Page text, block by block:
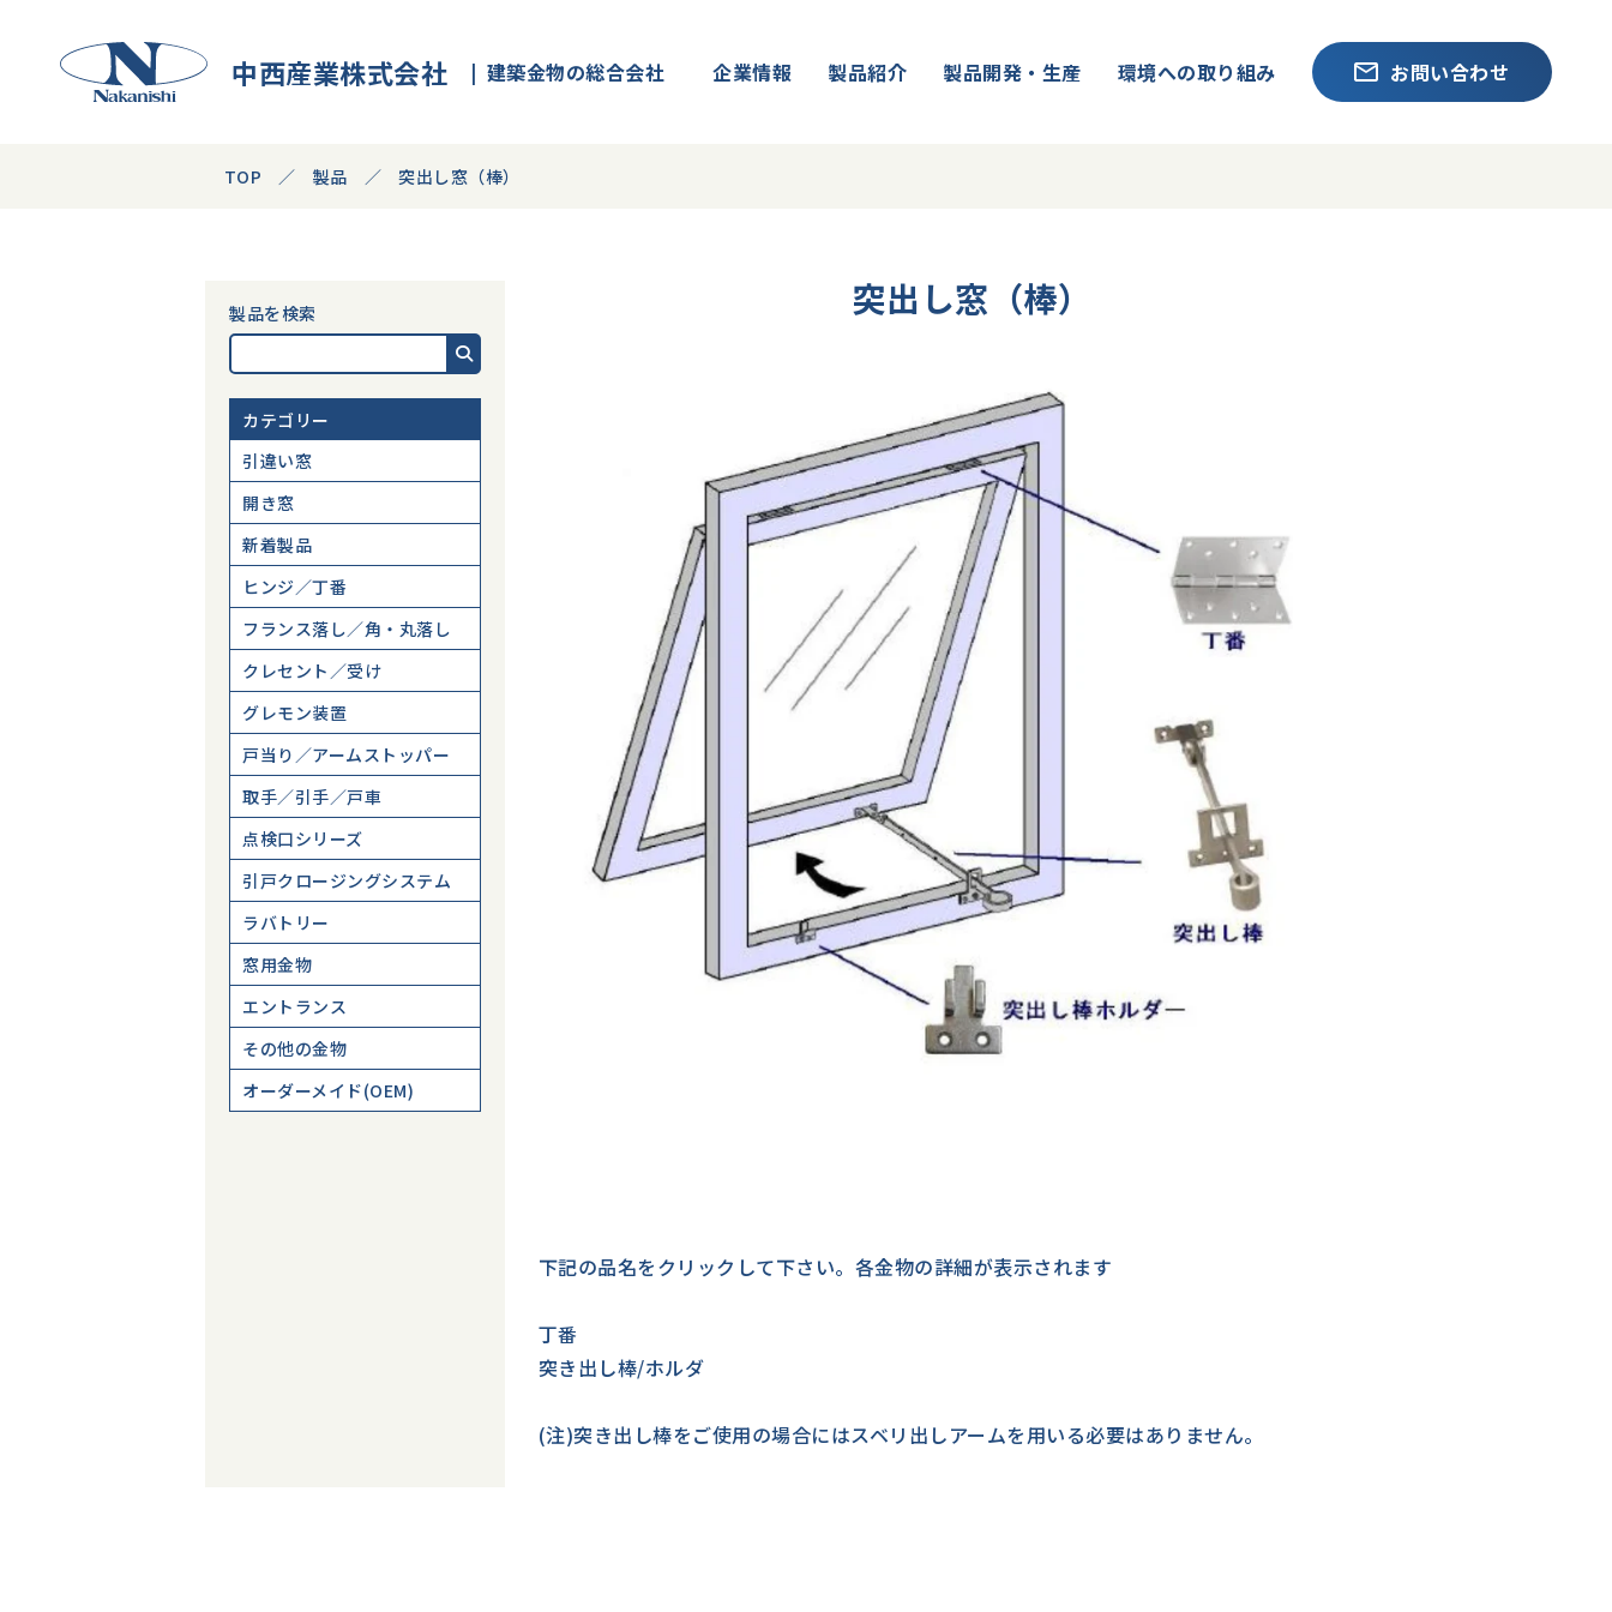
中西産業株式会社 建築金物の総合会社 企業情報 製品紹介 製品開発・生産 環境への取り組み お問い合わせ
TOP 製品 突出し窓（棒）
突出し窓（棒）
下記の品名をクリックして下さい。各金物の詳細が表示されます
丁番
突き出し棒/ホルダ
(注)突き出し棒をご使用の場合にはスベリ出しアームを用いる必要はありません。
製品を検索
カテゴリー
引違い窓
開き窓
新着製品
ヒンジ／丁番
フランス落し／角・丸落し
クレセント／受け
グレモン装置
戸当り／アームストッパー
取手／引手／戸車
点検口シリーズ
引戸クロージングシステム
ラバトリー
窓用金物
エントランス
その他の金物
オーダーメイド(OEM)